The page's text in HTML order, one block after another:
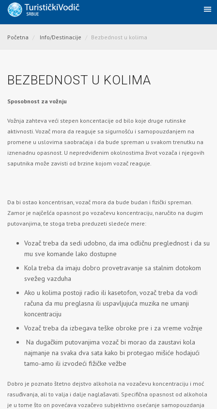
Početna Info/Destinacije Bezbednost u kolima
BEZBEDNOST U KOLIMA
Sposobnost za vožnju
Vožnja zahteva veći stepen koncentacije od bilo koje druge rutinske
aktivnosti. Vozač mora da reaguje sa sigurnošću i samopouzdanjem na
promene u uslovima saobraćaja i da bude spreman u svakom trenutku na
iznenadnu opasnost. U nepredviđenim okolnostima život vozača i njegovih
saputnika može zavisti od brzine kojom vozač reaguje.
Da bi ostao koncentrisan, vozač mora da bude budan i fizički spreman.
Zamor je najčešća opasnost po vozačevu koncentraciju, naručito na dugim
putovanjima, te stoga treba preduzeti sledeće mere:
Vozač treba da sedi udobno, da ima odličnu preglednost i da su
mu sve komande lako dostupne
Kola treba da imaju dobro provetravanje sa stalnim dotokom
svežeg vazduha
Ako u kolima postoji radio ili kasetofon, vozač treba da vodi
računa da mu preglasna ili uspavljujuća muzika ne umanji
koncentraciju
Vozač treba da izbegava teške obroke pre i za vreme vožnje
Na dugačkim putovanjima vozač bi morao da zaustavi kola
najmanje na svaka dva sata kako bi protegao mišiće hodajući
tamo-amo ili izvodeći fižičke vežbe
Dobro je poznato štetno dejstvo alkohola na vozačevu koncentraciju i moć
rasuđivanja, ali to valja i dalje naglašavati. Specifična opasnost od alkohola
je u tome što on povećava vozačevo subjektivno osećanje samopouzdanja